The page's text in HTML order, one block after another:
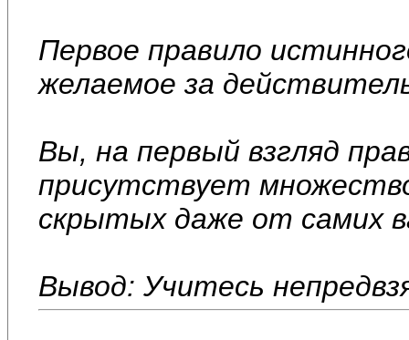
Первое правило
желаемое за
Вы, на первый взгляд
присутствует
скрытых даже от самих
Вывод: Учитесь